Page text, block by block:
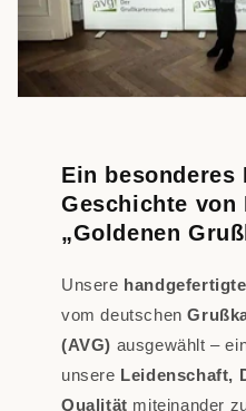
Ein
Geschichte von
„Goldenen
Unsere
vom deutschen
(AVG) ausgewählt –
unsere Leidenschaft,
Qualität miteinander